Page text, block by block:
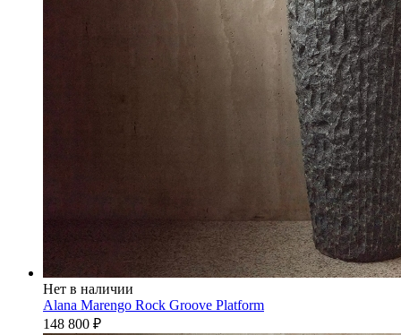
Нет в наличии
Alana Marengo Rock Groove Platform
148 800 ₽